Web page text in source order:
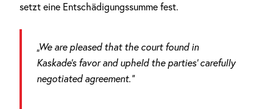
setzt eine Entschädigungssumme fest.
„We are pleased that the court found in
Kaskade’s favor and upheld the parties‘ carefully
negotiated agreement.“